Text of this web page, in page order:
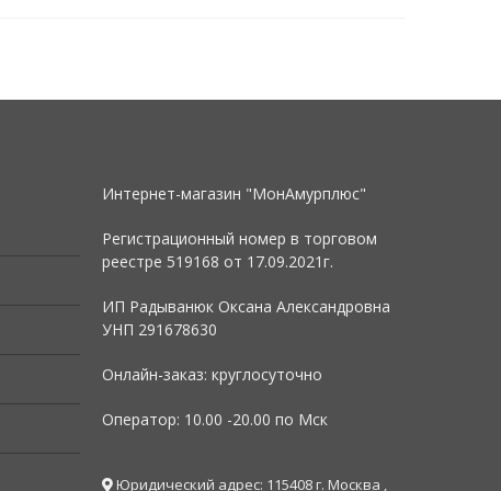
Интернет-магазин "МонАмурплюс"
Регистрационный номер в торговом
реестре 519168 от 17.09.2021г.
ИП Радыванюк Оксана Александровна
УНП 291678630
Онлайн-заказ: круглосуточно
Оператор: 10.00 -20.00 по Мск
Юридический адрес: 115408 г. Москва ,